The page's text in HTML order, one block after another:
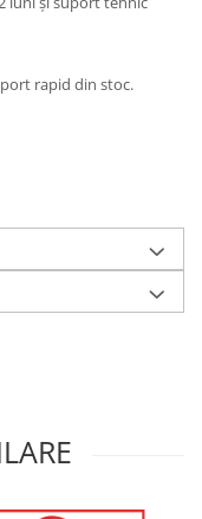
rapid din stoc.